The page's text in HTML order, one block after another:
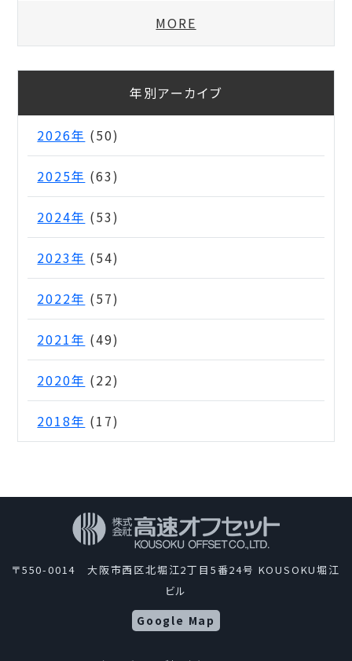
MORE
年別アーカイブ
2026年 (50)
2025年 (63)
2024年 (53)
2023年 (54)
2022年 (57)
2021年 (49)
2020年 (22)
2018年 (17)
〒550-0014 大阪市西区北堀江2丁目5番24号 KOUSOKU堀江
ビル
Google Map